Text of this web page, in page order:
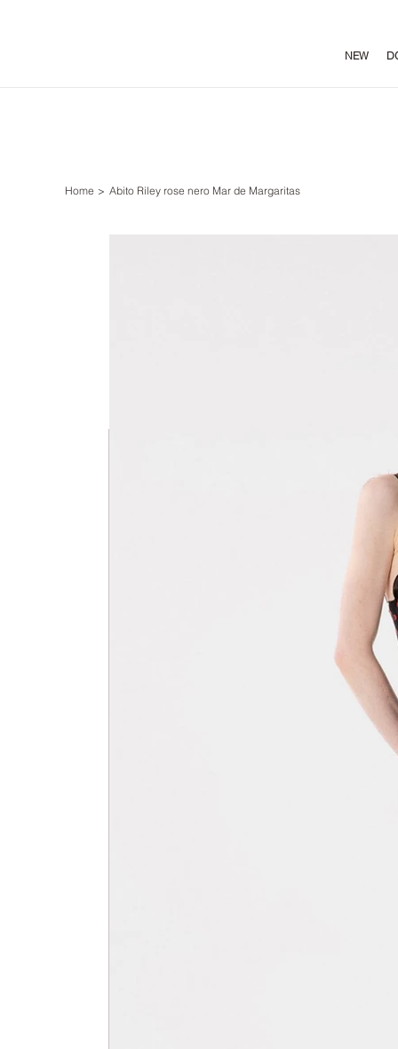
NEW
Home > Abito Riley rose nero Mar de Margaritas